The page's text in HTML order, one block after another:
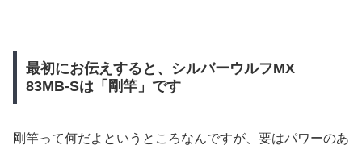
最初にお伝えすると、シルバーウルフMX
83MB-Sは「剛竿」です
剛竿って何だよというところなんですが、要はパワーのあ